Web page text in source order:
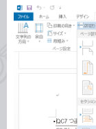
カ
テ
ゴ
事
タ
グ